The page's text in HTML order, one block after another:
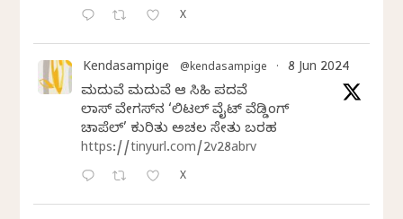
X
Kendasampige @kendasampige · 8 Jun 2024
ಮದುವೆ ಮದುವೆ ಆ ಸಿಹಿ ಪದವೆ
ಲಾಸ್‌ ವೇಗಸ್‌ನ ‘ಲಿಟಲ್ ವೈಟ್ ವೆಡ್ಡಿಂಗ್
ಚಾಪೆಲ್’ ಕುರಿತು ಅಚಲ ಸೇತು ಬರಹ
https://tinyurl.com/2v28abrv
X